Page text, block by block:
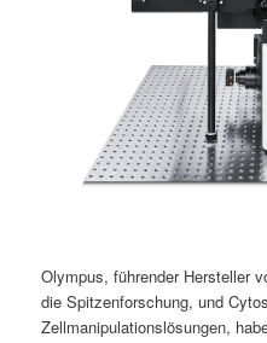
Olympus, führender Hersteller
die Spitzenforschung, und
Zellmanipulationslösungen,